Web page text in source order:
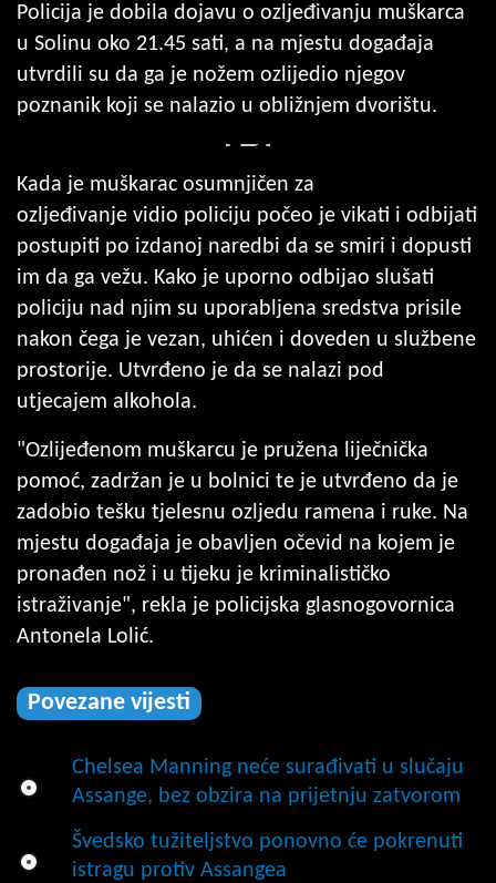
Policija je dobila dojavu o ozljeđivanju muškarca
u Solinu oko 21.45 sati, a na mjestu događaja
utvrdili su da ga je nožem ozlijedio njegov
poznanik koji se nalazio u obližnjem dvorištu.
Kada je muškarac osumnjičen za
ozljeđivanje vidio policiju počeo je vikati i odbijati
postupiti po izdanoj naredbi da se smiri i dopusti
im da ga vežu. Kako je uporno odbijao slušati
policiju nad njim su uporabljena sredstva prisile
nakon čega je vezan, uhićen i doveden u službene
prostorije. Utvrđeno je da se nalazi pod
utjecajem alkohola.
"Ozlijeđenom muškarcu je pružena liječnička
pomoć, zadržan je u bolnici te je utvrđeno da je
zadobio tešku tjelesnu ozljedu ramena i ruke. Na
mjestu događaja je obavljen očevid na kojem je
pronađen nož i u tijeku je kriminalističko
istraživanje", rekla je policijska glasnogovornica
Antonela Lolić.
Povezane vijesti
Chelsea Manning neće surađivati u slučaju
Assange, bez obzira na prijetnju zatvorom
Švedsko tužiteljstvo ponovno će pokrenuti
istragu protiv Assangea